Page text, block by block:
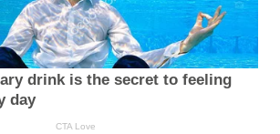
drink is the secret to feeling
day
CTA Love